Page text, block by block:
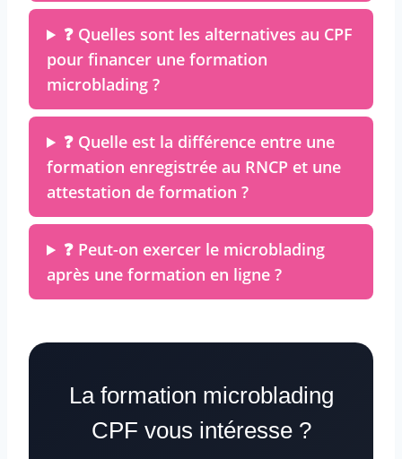
❓ Quelles sont les alternatives au CPF
pour financer une formation
microblading ?
❓ Quelle est la différence entre une
formation enregistrée au RNCP et une
attestation de formation ?
❓ Peut-on exercer le microblading
après une formation en ligne ?
La formation microblading
CPF vous intéresse ?